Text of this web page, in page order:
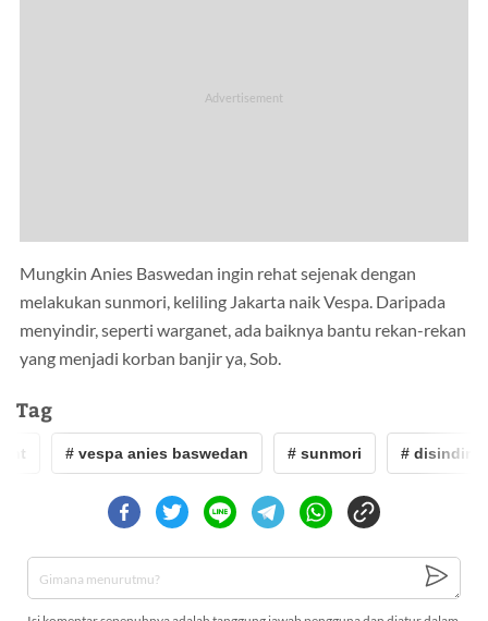
Mungkin Anies Baswedan ingin rehat sejenak dengan
melakukan sunmori, keliling Jakarta naik Vespa. Daripada
menyindir, seperti warganet, ada baiknya bantu rekan-rekan
yang menjadi korban banjir ya, Sob.
Tag
# vespa anies baswedan # sunmori # disindir